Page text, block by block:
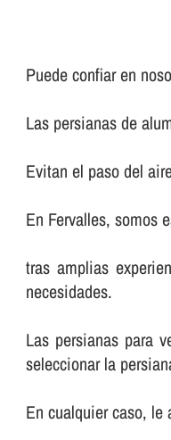
Puede confiar en
Las persianas de
Evitan el paso del
En Fervalles, somos
tras amplias
necesidades.
Las persianas para
seleccionar la
En cualquier caso, le